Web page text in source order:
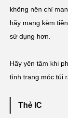
không nên chỉ
hãy mang kèm
sử dụng hơn.
Hãy yên tâm khi
tình trạng móc túi
Thẻ IC